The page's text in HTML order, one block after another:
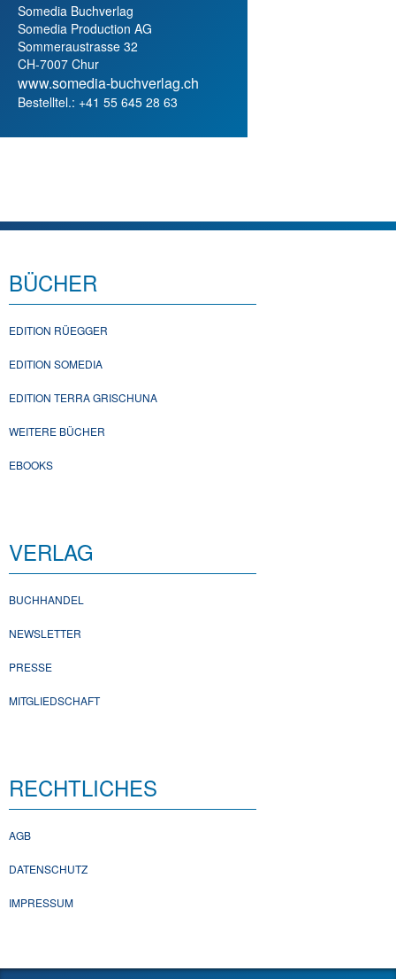
Somedia Buchverlag
Somedia Production AG
Sommeraustrasse 32
CH-7007 Chur
www.somedia-buchverlag.ch
Bestelltel.: +41 55 645 28 63
BÜCHER
EDITION RÜEGGER
EDITION SOMEDIA
EDITION TERRA GRISCHUNA
WEITERE BÜCHER
EBOOKS
VERLAG
BUCHHANDEL
NEWSLETTER
PRESSE
MITGLIEDSCHAFT
RECHTLICHES
AGB
DATENSCHUTZ
IMPRESSUM